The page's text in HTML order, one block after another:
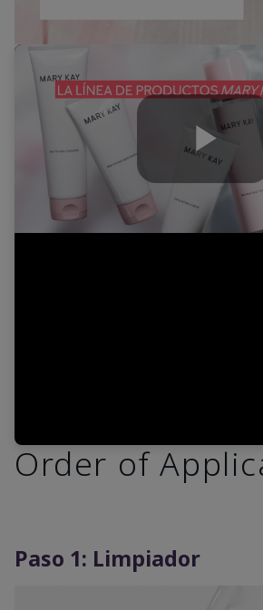
Order of
Paso 1: Limpiador